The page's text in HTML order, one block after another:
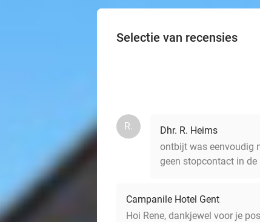
Selectie van recensies
R.
Dhr. R. Heims
ontbijt was eenvoudig
geen stopcontact in de
Campanile Hotel Gent
Hoi Rene, dankjewel voor je